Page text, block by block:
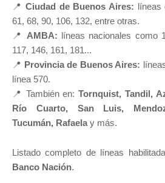
📍Ciudad de Buenos Aires: líneas
61, 68, 90, 106, 132, entre otras.
📍 AMBA: líneas nacionales como
117, 146, 161, 181...
📍 Provincia de Buenos Aires:
línea 570.
📍 También en: Tornquist, Tandil,
Río Cuarto, San Luis,
Tucumán, Rafaela y más.
Listado completo de líneas
Banco Nación.